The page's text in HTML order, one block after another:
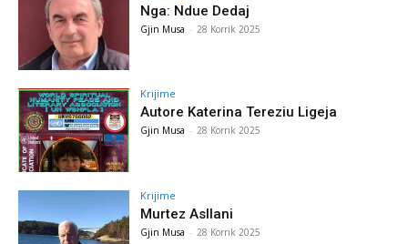
Nga: Ndue Dedaj
Gjin Musa - 28 Korrik 2025
Krijime
Autore Katerina Tereziu Ligeja
Gjin Musa - 28 Korrik 2025
Krijime
Murtez Asllani
Gjin Musa - 28 Korrik 2025